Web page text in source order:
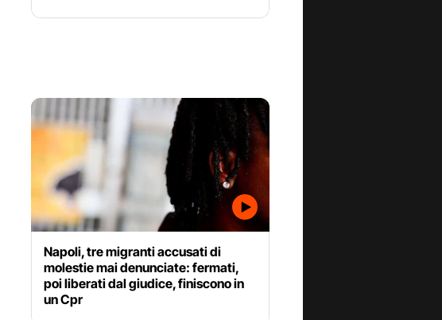
Napoli, tre migranti accusati di
molestie mai denunciate: fermati,
poi liberati dal giudice, finiscono in
un Cpr